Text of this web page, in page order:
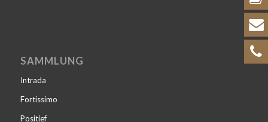
SAMMLUNG
Intrada
Fortissimo
Positief